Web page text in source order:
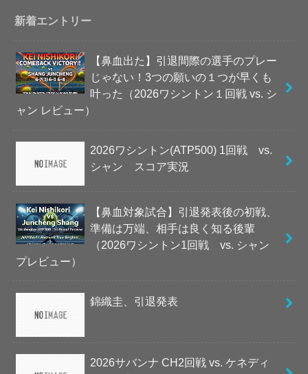
新着エントリー
【鼻血出た】引退間際の選手のプレー
じゃない！3つの願いの１つが早くも
叶った（2026ワシントン１回戦 vs. シ
ャン レビュー）
2026ワシントン(ATP500) 1回戦 vs.
シャン スコア実況
【鼻血対象試合】引退発表後の初戦、
準備は万端、相手は良く知る後輩
（2026ワシントン1回戦 vs. シャン
プレビュー）
錦織圭、引退発表
2026サバンナ CH2回戦 vs. ケネディ